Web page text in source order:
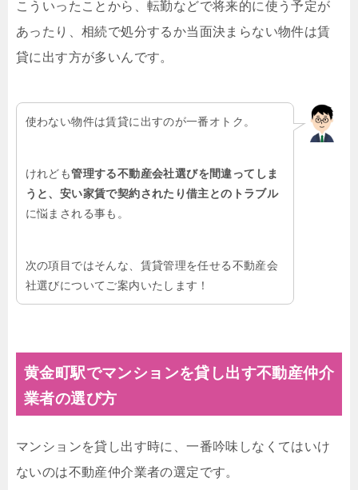
こういったことから、転勤などで将来的に使う予定が
あったり、相続で処分するか当面決まらない物件は賃
貸に出す方が多いんです。
使わない物件は賃貸に出すのが一番オトク。
けれども管理する不動産会社選びを間違ってしま
うと、安い家賃で契約されたり借主とのトラブル
に悩まされる事も。
次の項目ではそんな、賃貸管理を任せる不動産会
社選びについてご案内いたします！
黄金町駅でマンションを貸し出す不動産仲介
業者の選び方
マンションを貸し出す時に、一番吟味しなくてはいけ
ないのは不動産仲介業者の選定です。